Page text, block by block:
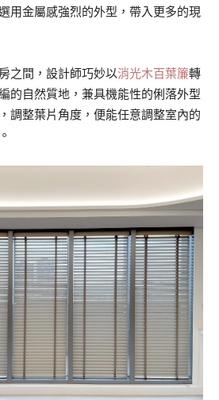
用金屬感強烈的外型，帶入更多的現
之間，設計師巧妙以消光木百葉簾轉
的自然質地，兼具機能性的俐落外型
調整葉片角度，便能任意調整室內的
。